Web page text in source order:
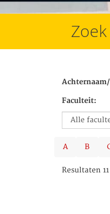
Faculteit:
A B
Resultaten